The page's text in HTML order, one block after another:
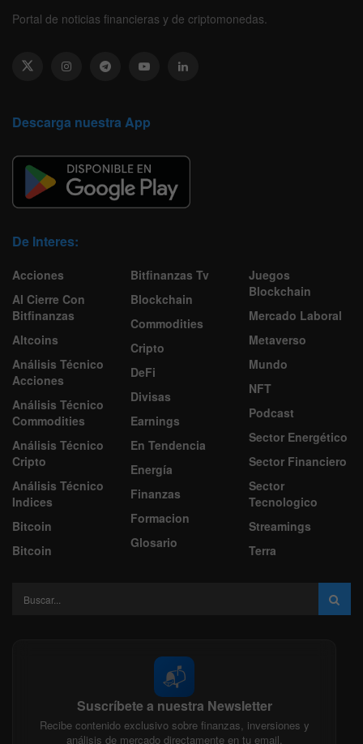
Portal de noticias financieras y de criptomonedas.
Descarga nuestra App
De Interes:
Acciones
Al Cierre Con
Bitfinanzas
Altcoins
Análisis Técnico
Acciones
Análisis Técnico
Commodities
Análisis Técnico
Cripto
Análisis Técnico
Indices
Bitcoin
Bitcoin
Bitfinanzas Tv
Blockchain
Commodities
Cripto
DeFi
Divisas
Earnings
En Tendencia
Energía
Finanzas
Formacion
Glosario
Juegos
Blockchain
Mercado Laboral
Metaverso
Mundo
NFT
Podcast
Sector Energético
Sector Financiero
Sector
Tecnologico
Streamings
Terra
📬
Suscríbete a nuestra Newsletter
Recibe contenido exclusivo sobre finanzas, inversiones y
análisis de mercado directamente en tu email.